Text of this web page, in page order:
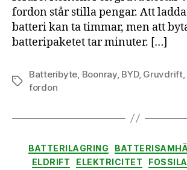
fordon står stilla pengar. Att
batteri kan ta timmar, men att
batteripaketet tar minuter. […]
Etiketter
Batteribyte, Boonray, BYD, Gruvdrift,
fordon
Kategorier
BATTERILAGRING
ELDRIFT
ELEKTRICITET